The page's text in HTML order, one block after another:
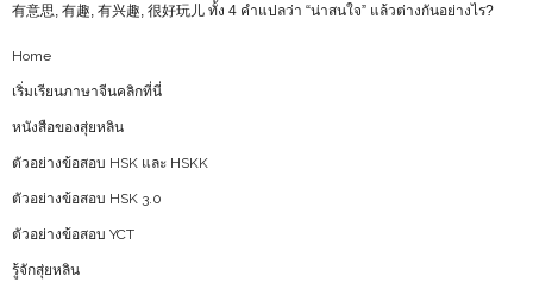
有意思, 有趣, 有兴趣, 很好玩儿 ทั้ง 4 คำแปลว่า “น่าสนใจ” แล้วต่างกันอย่างไร?
Home
เริ่มเรียนภาษาจีนคลิกที่นี่
หนังสือของสุ่ยหลิน
ตัวอย่างข้อสอบ HSK และ HSKK
ตัวอย่างข้อสอบ HSK 3.0
ตัวอย่างข้อสอบ YCT
รู้จักสุ่ยหลิน